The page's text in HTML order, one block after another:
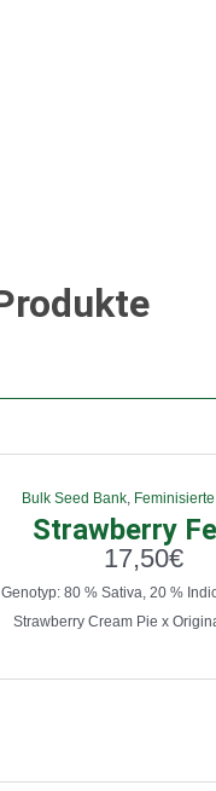
Bulk Seed Bank,
Strawberry
17,50€
Genotyp: 80 % Sativa, 20 %
Strawberry Cream Pie x